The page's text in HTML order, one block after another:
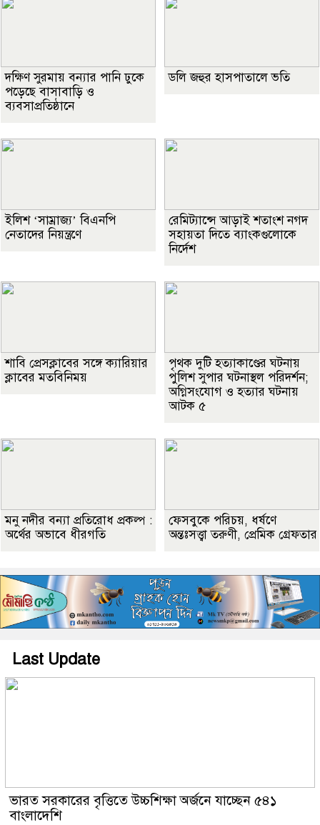
দক্ষিণ সুরমায় বন্যার পানি ঢুকে
পড়েছে বাসাবাড়ি ও
ব্যবসাপ্রতিষ্ঠানে
ডলি জহুর হাসপাতালে ভতি
ইলিশ ‘সাম্রাজ্য’ বিএনপি
নেতাদের নিয়ন্ত্রণে
রেমিট্যান্সে আড়াই শতাংশ নগদ
সহায়তা দিতে ব্যাংকগুলোকে
নির্দেশ
শাবি প্রেসক্লাবের সঙ্গে ক্যারিয়ার
ক্লাবের মতবিনিময়
পৃথক দুটি হত্যাকাণ্ডের ঘটনায়
পুলিশ সুপার ঘটনাস্থল পরিদর্শন;
অগ্নিসংযোগ ও হত্যার ঘটনায়
আটক ৫
মনু নদীর বন্যা প্রতিরোধ প্রকল্প :
অর্থের অভাবে ধীরগতি
ফেসবুকে পরিচয়, ধর্ষণে
অন্তঃসত্ত্বা তরুণী, প্রেমিক গ্রেফতার
Last Update
ভারত সরকারের বৃত্তিতে উচ্চশিক্ষা অর্জনে যাচ্ছেন ৫৪১
বাংলাদেশি